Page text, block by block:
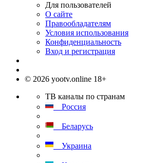
Для пользователей
О сайте
Правообладателям
Условия использования
Конфиденциальность
Вход и регистрация
© 2026 yootv.online 18+
ТВ каналы по странам
Россия
Беларусь
Украина